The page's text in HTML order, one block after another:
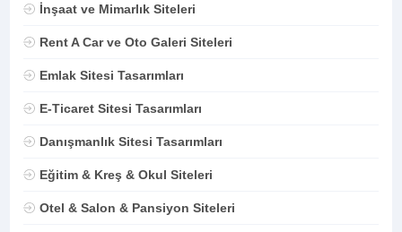
İnşaat ve Mimarlık Siteleri
Rent A Car ve Oto Galeri Siteleri
Emlak Sitesi Tasarımları
E-Ticaret Sitesi Tasarımları
Danışmanlık Sitesi Tasarımları
Eğitim & Kreş & Okul Siteleri
Otel & Salon & Pansiyon Siteleri